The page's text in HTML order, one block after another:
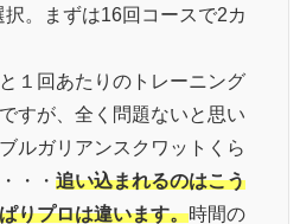
。まずは16回コースで2カ
１回あたりのトレーニング
すが、全く問題ないと思い
ルガリアンスクワットくら
・・ 追い込まれるのはこう
りプロは違います。時間の